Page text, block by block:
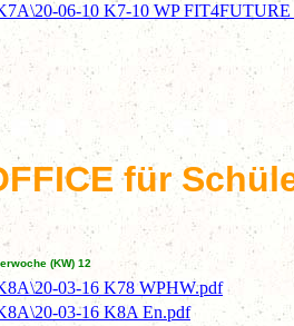
06-10 K7-10 WP FIT4FUTURE
für
(KW) 12
03-16 K78 WPHW.pdf
03-16 K8A En.pdf